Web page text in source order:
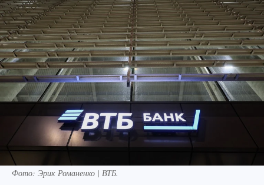
Фото: Эрик Романенко | ВТБ.